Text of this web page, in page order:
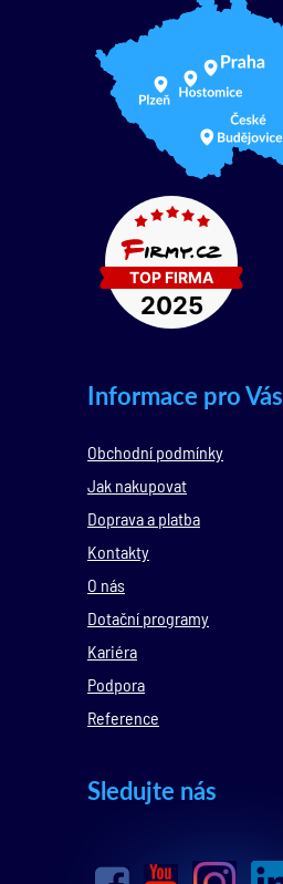
Informace pro Vás
Obchodní podmínky
Jak nakupovat
Doprava a platba
Kontakty
O nás
Dotační programy
Kariéra
Podpora
Reference
Sledujte nás